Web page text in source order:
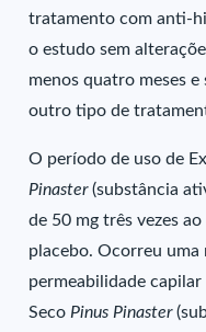
tratamento com anti-
o estudo sem
menos quatro meses
outro tipo de
O período de uso de
Pinaster(substância
de 50 mg três vezes
placebo. Ocorreu uma
permeabilidade
Seco Pinus Pinaster